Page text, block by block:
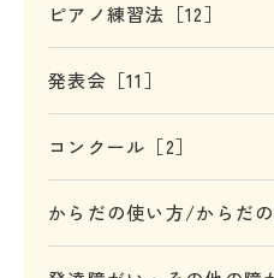
ピアノ練習法［12］
発表会［11］
コンクール［2］
からだの使い方/からだの